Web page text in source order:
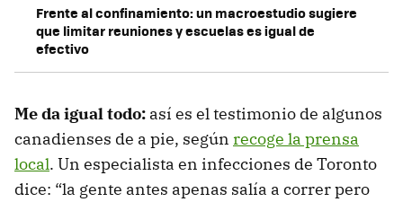
Frente al confinamiento: un macroestudio sugiere
que limitar reuniones y escuelas es igual de
efectivo
Me da igual todo: así es el testimonio de algunos
canadienses de a pie, según recoge la prensa
local. Un especialista en infecciones de Toronto
dice: “la gente antes apenas salía a correr pero